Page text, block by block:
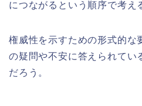
につながるという順序で考え
権威性を示すための形式的な
の疑問や不安に答えられてい
だろう。